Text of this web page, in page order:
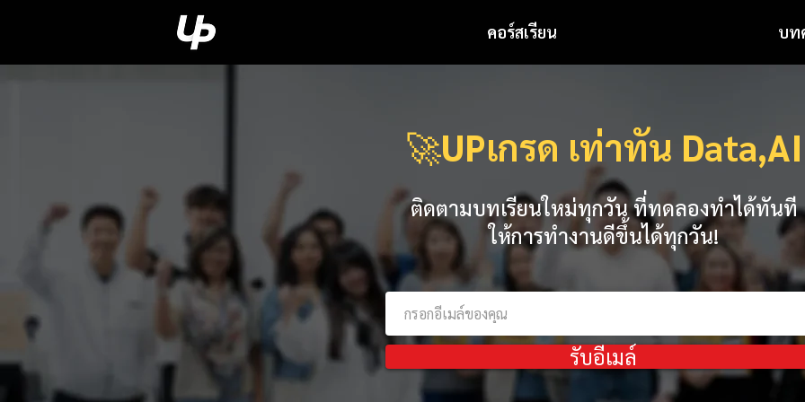
คอร์สเรียน บท
🚀UPเกรด เท่าทัน Data,AI
ติดตามบทเรียนใหม่ทุกวัน ที่ทดลองทำได้ทันที
ให้การทำงานดีขึ้นได้ทุกวัน!
รับอีเมล์